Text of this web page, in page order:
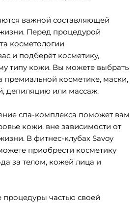
важной составляющей
Перед процедурой
косметологии
и подберёт косметику,
типу кожи. Вы можете выбрать
косметике, маски,
депиляцию или массаж.
спа-комплекса поможет вам
кожи, вне зависимости от
В фитнес-клубах Savoy
приобрести косметику
за телом, кожей лица и
процедуры частью своей